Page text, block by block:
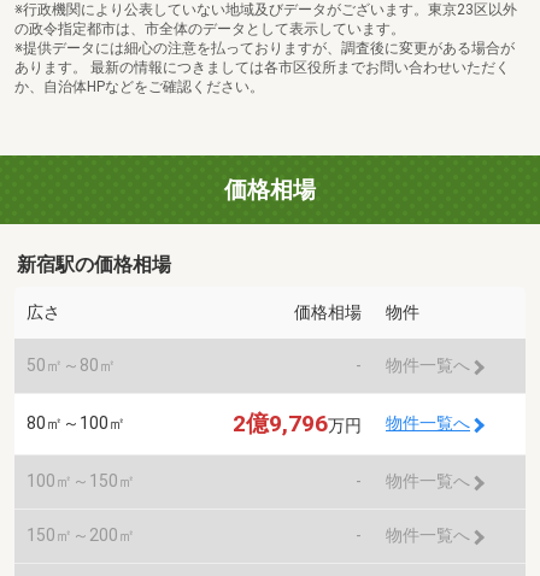
※行政機関により公表していない地域及びデータがございます。東京23区以外
の政令指定都市は、市全体のデータとして表示しています。
※提供データには細心の注意を払っておりますが、調査後に変更がある場合が
あります。 最新の情報につきましては各市区役所までお問い合わせいただく
か、自治体HPなどをご確認ください。
価格相場
新宿駅の価格相場
広さ 価格相場 物件
50㎡～80㎡ - 物件一覧へ
80㎡～100㎡ 2億9,796万円 物件一覧へ
100㎡～150㎡ - 物件一覧へ
150㎡～200㎡ - 物件一覧へ